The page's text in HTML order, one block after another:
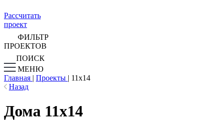
Рассчитать
проект
ФИЛЬТР
ПРОЕКТОВ
ПОИСК
МЕНЮ
Главная | Проекты | 11х14
Назад
Дома 11х14